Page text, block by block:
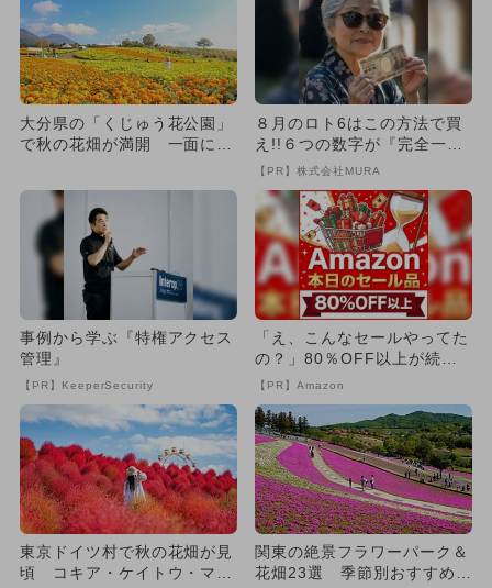
大分県の「くじゅう花公園」
で秋の花畑が満開 一面に咲
８月のロト6はこの方法で買
え!!６つの数字が『完全一
致』する方法
【PR】株式会社MURA
事例から学ぶ『特権アクセス
管理』
【PR】KeeperSecurity
「え、こんなセールやってた
の？」80％OFF以上が続々
登場！Amazonの本気が...
【PR】Amazon
東京ドイツ村で秋の花畑が見
頃 コキア・ケイトウ・マリ
関東の絶景フラワーパーク＆
花畑23選 季節別おすすめの